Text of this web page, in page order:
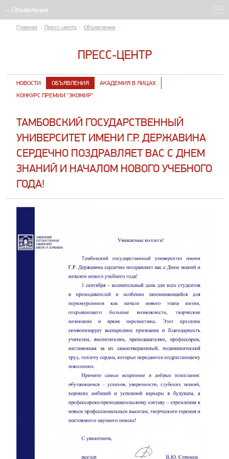
Главная :: Пресс-центр :: Объявления ::
ПРЕСС-ЦЕНТР
НОВОСТИ ОБЪЯВЛЕНИЯ
АКАДЕМИЯ В ЛИЦАХ
КОНКУРС ПРЕМИИ "ЭКОМИР"
ТАМБОВСКИЙ ГОСУДАРСТВЕННЫЙ
УНИВЕРСИТЕТ ИМЕНИ Г.Р. ДЕРЖАВИНА
СЕРДЕЧНО ПОЗДРАВЛЯЕТ ВАС С ДНЕМ
ЗНАНИЙ И НАЧАЛОМ НОВОГО УЧЕБНОГО
ГОДА!